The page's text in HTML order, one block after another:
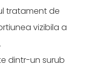
tratament de
vizibila a
dintr-un surub